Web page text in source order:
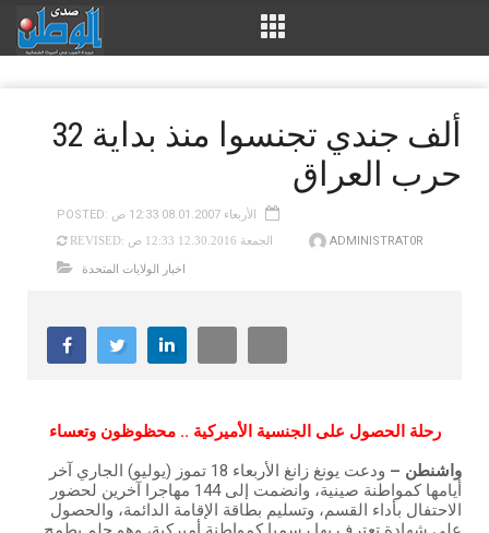
32 ألف جندي تجنسوا منذ بداية
حرب العراق
POSTED: الأربعاء 08.01.2007 12:33 ص
REVISED: الجمعة 12.30.2016 12:33 ص
ADMINISTRAT0R
اخبار الولايات المتحدة
رحلة الحصول على الجنسية الأميركية .. محظوظون وتعساء
واشنطن –
ودعت يونغ زانغ الأربعاء 18 تموز (يوليو) الجاري آخر
أيامها كمواطنة صينية، وانضمت إلى 144 مهاجرا آخرين لحضور
الاحتفال بأداء القسم، وتسليم بطاقة الإقامة الدائمة، والحصول